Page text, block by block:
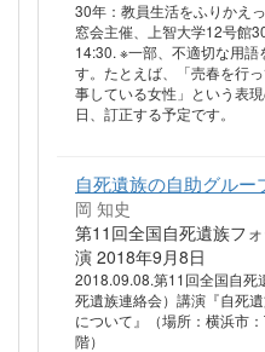
30年：教員生活をふりかえ
窓会主催、上智大学12号館
14:30. ※一部、不適切な用語
す。たとえば、「売春を行
事している女性」という表
日、訂正する予定です。
自死遺族の自助グル
岡 知史
第11回全国自死遺族フ
演 2018年9月8日
2018.09.08.第11回全国自死
死遺族連絡会）講演『自死
について』（場所：横浜市
階）